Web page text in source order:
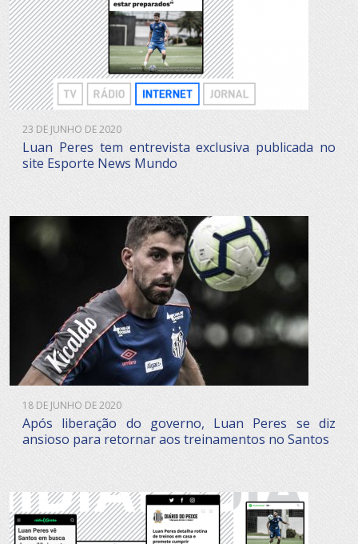
23 DE JUNHO DE 2020
Luan Peres tem entrevista exclusiva publicada no
site Esporte News Mundo
18 DE JUNHO DE 2020
Após liberação do governo, Luan Peres se diz
ansioso para retornar aos treinamentos no Santos